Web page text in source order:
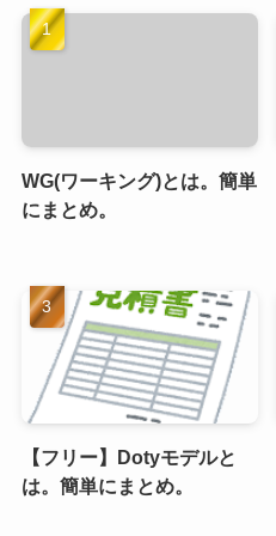
WG(ワーキング)とは。簡単
にまとめ。
【フリー】Dotyモデルと
は。簡単にまとめ。